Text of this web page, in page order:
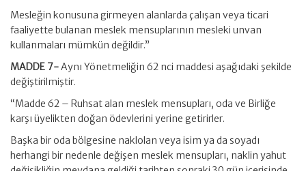
Mesleğin konusuna girmeyen alanlarda çalışan veya ticari
faaliyette bulanan meslek mensuplarının mesleki unvan
kullanmaları mümkün değildir.”
MADDE 7-Aynı Yönetmeliğin 62 nci maddesi aşağıdaki şekilde
değiştirilmiştir.
“Madde 62 – Ruhsat alan meslek mensupları, oda ve Birliğe
karşı üyelikten doğan ödevlerini yerine getirirler.
Başka bir oda bölgesine naklolan veya isim ya da soyadı
herhangi bir nedenle değişen meslek mensupları, naklin yahut